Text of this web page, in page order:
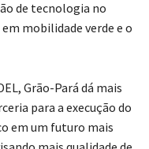
de tecnologia no
mobilidade verde e o
Grão-Pará dá mais
para a execução do
em um futuro mais